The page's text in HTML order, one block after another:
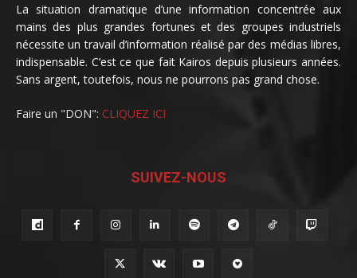
La situation dramatique d’une information concentrée aux
mains des plus grandes fortunes et des groupes industriels
nécessite un travail d’information réalisé par des médias libres,
indispensable. C’est ce que fait Kairos depuis plusieurs années.
Sans argent, toutefois, nous ne pourrons pas grand chose.
Faire un "DON": CLIQUEZ ICI
SUIVEZ-NOUS